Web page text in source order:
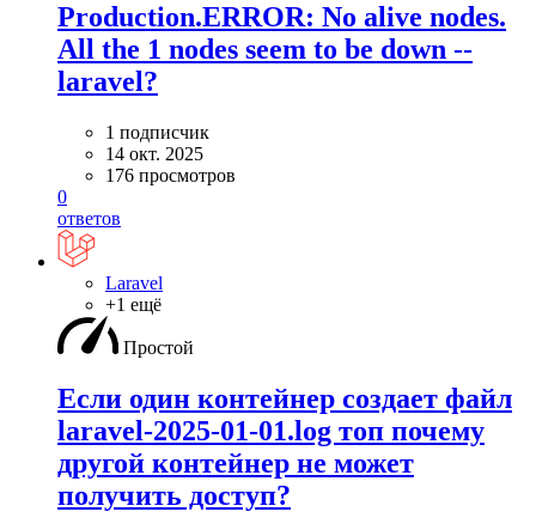
Production.ERROR: No alive nodes.
All the 1 nodes seem to be down --
laravel?
1 подписчик
14 окт. 2025
176 просмотров
0
ответов
Laravel
+1 ещё
Простой
Если один контейнер создает файл
laravel-2025-01-01.log топ почему
другой контейнер не может
получить доступ?